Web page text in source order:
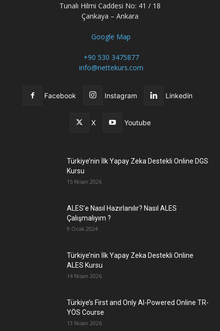
Tunalı Hilmi Caddesi No: 41 / 18
Çankaya – Ankara
Google Map
+90 530 3475877
info@nettekurs.com
Facebook Instagram Linkedin
X Youtube
Türkiye’nin İlk Yapay Zeka Destekli Online DGS
Kursu
15 Nisan 2026
ALES’e Nasıl Hazırlanılır? Nasıl ALES
Çalışmalıyım ?
9 Ocak 2024
Türkiye’nin İlk Yapay Zeka Destekli Online
ALES Kursu
14 Nisan 2026
Türkiye’s First and Only AI-Powered Online TR-
YÖS Course
13 Nisan 2026